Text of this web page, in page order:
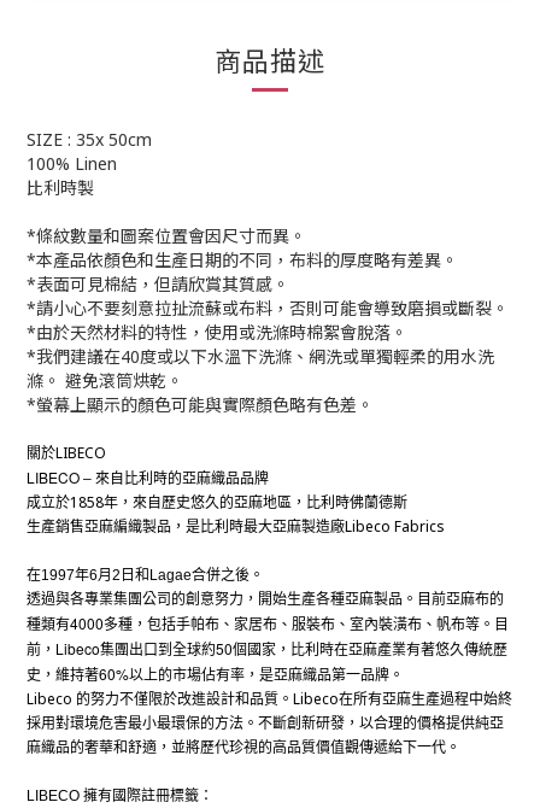
商品描述
SIZE : 35x 50cm
100% Linen
比利時製
*條紋數量和圖案位置會因尺寸而異。
*本產品依顏色和生產日期的不同，布料的厚度略有差異。
*表面可見棉結，但請欣賞其質感。
*請小心不要刻意拉扯流蘇或布料，否則可能會導致磨損或斷裂。
*由於天然材料的特性，使用或洗滌時棉絮會脫落。
*我們建議在40度或以下水溫下洗滌、網洗或單獨輕柔的用水洗
滌。 避免滾筒烘乾。
*螢幕上顯示的顏色可能與實際顏色略有色差。
關於LIBECO
LIBECO – 來自比利時的亞麻織品品牌
成立於1858年，來自歷史悠久的亞麻地區，比利時佛蘭德斯
生產銷售亞麻編織製品，是比利時最大亞麻製造廠Libeco Fabrics
在1997年6月 2 日和 Lagae合併之後 。
透過與各專業集團公司的創意努力，開始生產各種亞麻製品。目前亞麻布的
種類有4000多種，包括手帕布、家居布、服裝布、室內裝潢布、帆布等。目
前， Libeco集團出口到全球約50個國家， 比利時在亞麻產業有著悠久傳統歷
史 ，維持著60%以上的市場佔有率 ，是亞麻織品第一品牌。
Libeco 的努力不僅限於改進設計和品質。 Libeco在所有亞麻生產過程中始終
採用對環境危害最小最環保的方法。不斷創新研發，以合理的價格提供純亞
麻織品的奢華和舒適，並將歷代珍視的高品質價值觀傳遞給下一代。
LIBECO 擁有國際註冊標籤：